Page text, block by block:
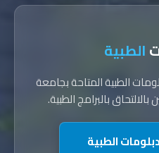
الطبية
الطبية المتاحة بجامعة
بالالتحاق بالبرامج الطبية.
الطبية